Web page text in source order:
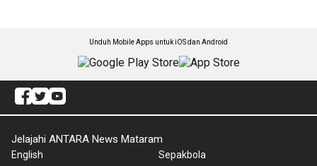
Unduh Mobile Apps untuk iOS dan Android
Jelajahi ANTARA News Mataram
English
Sepakbola